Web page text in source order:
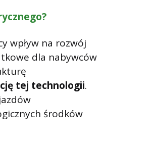
wpływ na rozwój
dla nabywców
tej technologii.
środków